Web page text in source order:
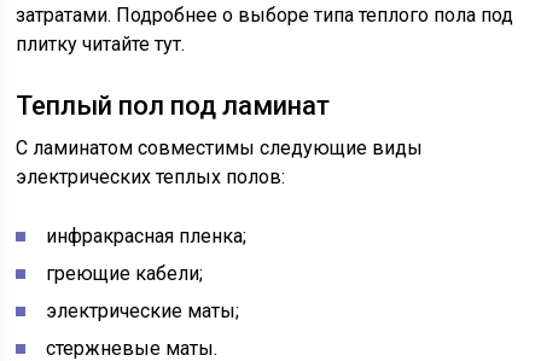
затратами. Подробнее о выборе типа теплого пола под
плитку читайте тут.
Теплый пол под ламинат
С ламинатом совместимы следующие виды
электрических теплых полов:
инфракрасная пленка;
греющие кабели;
электрические маты;
стержневые маты.